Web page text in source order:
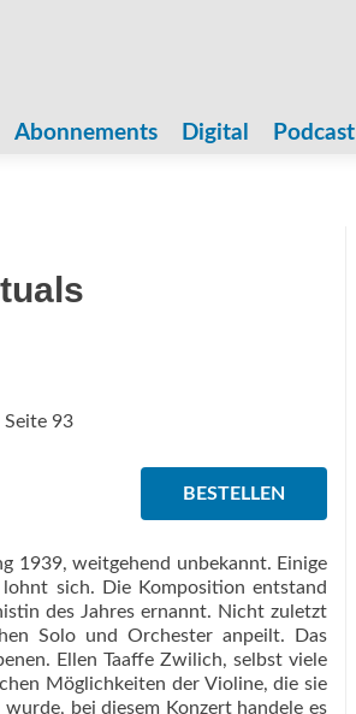
Abonnements Digital Podcast
93
BESTELLEN
1939, weitgehend unbekannt. Einige
sich. Die Komposition entstand
des Jahres ernannt. Nicht zuletzt
Solo und Orchester anpeilt. Das
Ellen Taaffe Zwilich, selbst viele
Möglichkeiten der Violine, die sie
bei diesem Konzert handele es